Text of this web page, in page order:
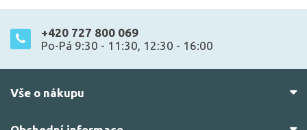
+420 727 800 069
Po-Pá 9:30 - 11:30, 12:30 - 16:00
Vše o nákupu